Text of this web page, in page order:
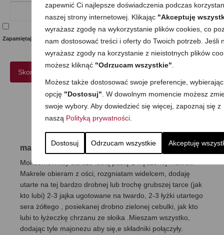
zapewnić Ci najlepsze doświadczenia podczas
naszej strony internetowej. Klikając "Akceptuję
wyrażasz zgodę na wykorzystanie plików cookies, co
nam dostosować treści i oferty do Twoich potrzeb. Jeśli
wyrażasz zgody na korzystanie z nieistotnych plików
możesz kliknąć "Odrzucam wszystkie"
Możesz także dostosować swoje preferencje, wybierając
opcję "Dostosuj" . W dowolnym momencie możesz
swoje wybory. Aby dowiedzieć się więcej, zapoznaj się z
naszą Polityką prywatności.
Dostosuj Odrzucam wszystkie Akceptuję
Zapamiętaj moje dane w tej przeglądarce podczas pisania kolejnych komentarzy.
4 Komentarze
maria 12 stycznia 2016|Odpowiedz
Moi domownicy bardzo lubią pastę z wędzonej makreli.
Makrele obieram z ości, rozgniatam widelcem, dodaję
utarte na tej bardzo drobnej lub trochę grubszej tarce (jak
kto lubi) 2-3 jajka ugotowane na twardo, 2-3 łyżki utartego
sera żółtego , posiekanej drobno zielonej cebulki, jak kto
lubi to łyżeczkę chrzanu ze słoika .Mieszam wszystko,
dodając tyle majonezu aby się,e składniki połączyły.